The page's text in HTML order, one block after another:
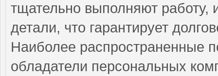
тщательно выполняют работу,
детали, что гарантирует
Наиболее распространенные
обладатели персональных